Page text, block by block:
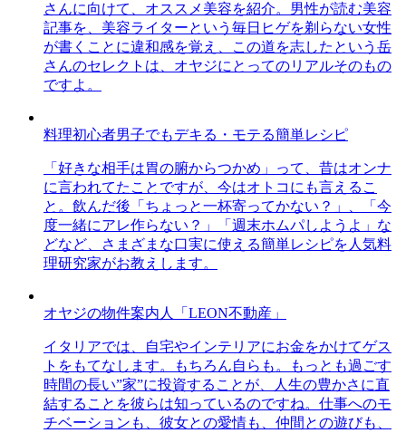
さんに向けて、オススメ美容を紹介。男性が読む美容
記事を、美容ライターという毎日ヒゲを剃らない女性
が書くことに違和感を覚え、この道を志したという岳
さんのセレクトは、オヤジにとってのリアルそのもの
ですよ。
料理初心者男子でもデキる・モテる簡単レシピ
「好きな相手は胃の腑からつかめ」って、昔はオンナ
に言われてたことですが、今はオトコにも言えるこ
と。飲んだ後「ちょっと一杯寄ってかない？」、「今
度一緒にアレ作らない？」「週末ホムパしようよ」な
どなど、さまざまな口実に使える簡単レシピを人気料
理研究家がお教えします。
オヤジの物件案内人「LEON不動産」
イタリアでは、自宅やインテリアにお金をかけてゲス
トをもてなします。もちろん自らも。もっとも過ごす
時間の長い”家”に投資することが、人生の豊かさに直
結することを彼らは知っているのですね。仕事へのモ
チベーションも、彼女との愛情も、仲間との遊びも、